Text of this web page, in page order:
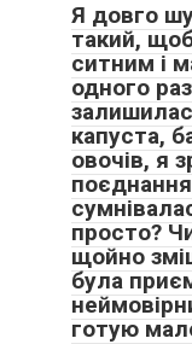
Я довго
такий,
ситним і
одного
капуста,
овочів, я
просто?
щойно
була
готую